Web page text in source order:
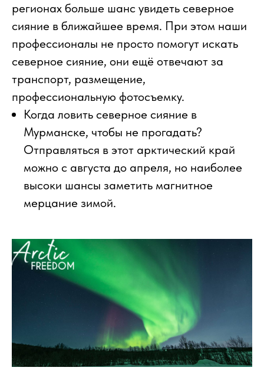
регионах больше шанс увидеть северное
сияние в ближайшее время. При этом наши
профессионалы не просто помогут искать
северное сияние, они ещё отвечают за
транспорт, размещение,
профессиональную фотосъемку.
Когда ловить северное сияние в
Мурманске, чтобы не прогадать?
Отправляться в этот арктический край
можно с августа до апреля, но наиболее
высоки шансы заметить магнитное
мерцание зимой.